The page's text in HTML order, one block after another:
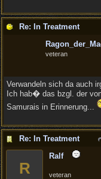
Re: In Treatment
veteran
Verwandeln sich da auch
Ich hab� das bzgl. der
Samurais in Erinnerung...
Re: In Treatment
R
Ralf
veteran